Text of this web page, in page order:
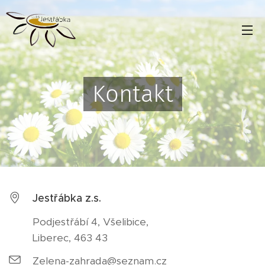
Kontakt
Jestřábka z.s.
Podjestřábí 4, Všelibice,
Liberec, 463 43
Zelena-zahrada@seznam.cz